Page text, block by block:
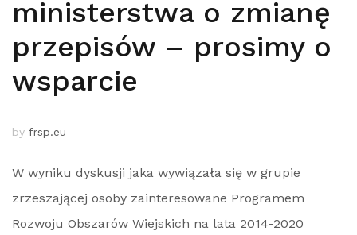
ministerstwa o zmianę
przepisów – prosimy o
wsparcie
by frsp.eu
W wyniku dyskusji jaka wywiązała się w grupie
zrzeszającej osoby zainteresowane Programem
Rozwoju Obszarów Wiejskich na lata 2014-2020